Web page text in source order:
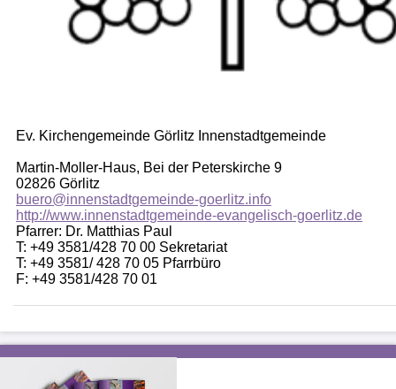
Ev. Kirchengemeinde Görlitz Innenstadtgemeinde
Martin-Moller-Haus, Bei der Peterskirche 9
02826 Görlitz
buero@innenstadtgemeinde-goerlitz.info
http://www.innenstadtgemeinde-evangelisch-goerlitz.de
Pfarrer: Dr. Matthias Paul
T: +49 3581/428 70 00 Sekretariat
T: +49 3581/ 428 70 05 Pfarrbüro
F: +49 3581/428 70 01